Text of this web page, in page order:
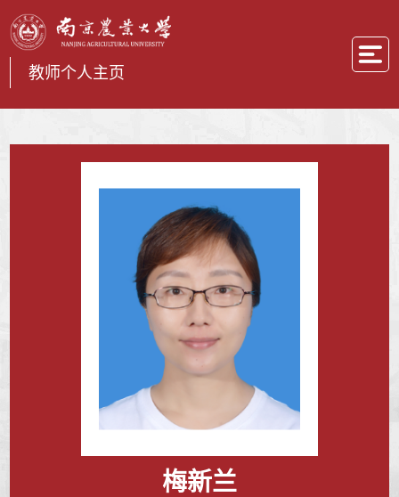
教师个人主页
梅新兰